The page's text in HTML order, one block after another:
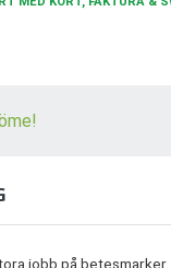
jobb på betesmarker,